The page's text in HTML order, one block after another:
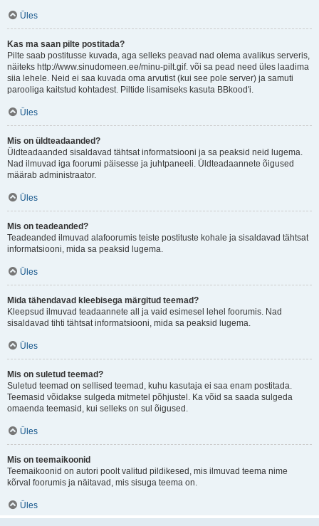
Üles
Kas ma saan pilte postitada?
Pilte saab postitusse kuvada, aga selleks peavad nad olema avalikus serveris,
näiteks http://www.sinudomeen.ee/minu-pilt.gif. või sa pead need üles laadima
siia lehele. Neid ei saa kuvada oma arvutist (kui see pole server) ja samuti
parooliga kaitstud kohtadest. Piltide lisamiseks kasuta BBkood'i.
Üles
Mis on üldteadaanded?
Üldteadaanded sisaldavad tähtsat informatsiooni ja sa peaksid neid lugema.
Nad ilmuvad iga foorumi päisesse ja juhtpaneeli. Üldteadaannete õigused
määrab administraator.
Üles
Mis on teadeanded?
Teadeanded ilmuvad alafoorumis teiste postituste kohale ja sisaldavad tähtsat
informatsiooni, mida sa peaksid lugema.
Üles
Mida tähendavad kleebisega märgitud teemad?
Kleepsud ilmuvad teadaannete all ja vaid esimesel lehel foorumis. Nad
sisaldavad tihti tähtsat informatsiooni, mida sa peaksid lugema.
Üles
Mis on suletud teemad?
Suletud teemad on sellised teemad, kuhu kasutaja ei saa enam postitada.
Teemasid võidakse sulgeda mitmetel põhjustel. Ka võid sa saada sulgeda
omaenda teemasid, kui selleks on sul õigused.
Üles
Mis on teemaikoonid
Teemaikoonid on autori poolt valitud pildikesed, mis ilmuvad teema nime
kõrval foorumis ja näitavad, mis sisuga teema on.
Üles